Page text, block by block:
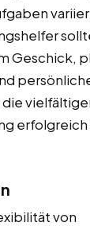
Geschick,
von